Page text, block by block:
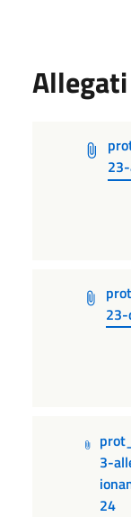
Allegati
3-
24